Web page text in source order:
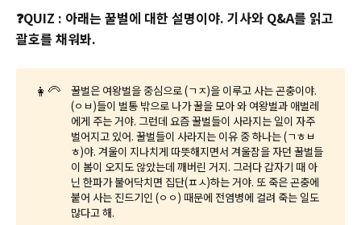
❓QUIZ : 아래는 꿀벌에 대한 설명이야. 기사와 Q&A를 읽고
괄호를 채워봐.
👩‍🦳
꿀벌은 여왕벌을 중심으로 (ㄱㅈ)을 이루고 사는 곤충이야.
(ㅇㅂ)들이 벌통 밖으로 나가 꿀을 모아 와 여왕벌과 애벌레
에게 주는 거야. 그런데 요즘 꿀벌들이 사라지는 일이 자주
벌어지고 있어. 꿀벌들이 사라지는 이유 중 하나는 (ㄱㅎㅂ
ㅎ)야. 겨울이 지나치게 따뜻해지면서 겨울잠을 자던 꿀벌들
이 봄이 오지도 않았는데 깨버린 거지. 그러다 갑자기 때 아
닌 한파가 불어닥치면 집단(ㅍㅅ)하는 거야. 또 죽은 곤충에
붙어 사는 진드기인 (ㅇㅇ) 때문에 전염병에 걸려 죽는 일도
많다고 해.